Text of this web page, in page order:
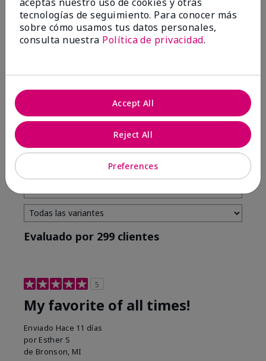
4 estrellas
7
3 estrellas
1 estrella
3
Tono De Piel
Filtrar
reseñas
por
piel
Evaluado por 299 clientes
5
My favorite of all times!
Enviado Hace 11 días
por Esther S
de Bronson, MI
tecnologías de seguimiento. Para conocer más
sobre cómo usamos tus datos personales,
consulta nuestra Política de privacidad.
Preferences
Reject All
Accept All